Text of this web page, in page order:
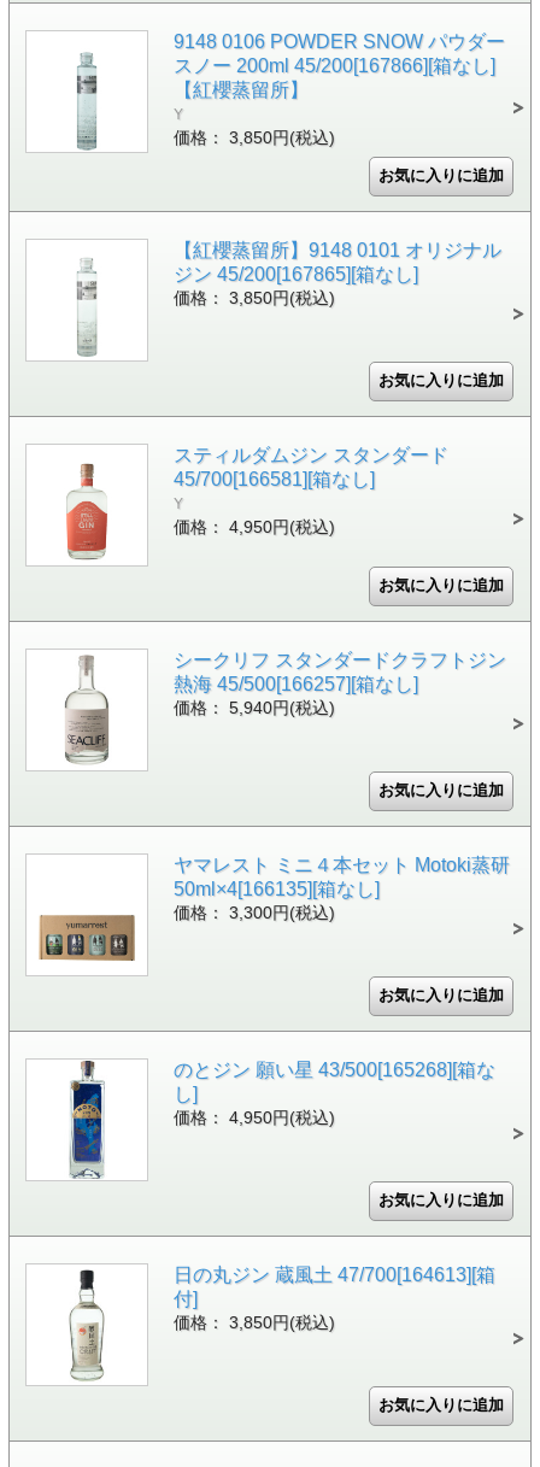
9148 0106 POWDER SNOW パウダー
スノー 200ml 45/200[167866][箱なし]
【紅櫻蒸留所】
Y
価格： 3,850円(税込)
【紅櫻蒸留所】9148 0101 オリジナル
ジン 45/200[167865][箱なし]
価格： 3,850円(税込)
スティルダムジン スタンダード
45/700[166581][箱なし]
Y
価格： 4,950円(税込)
シークリフ スタンダードクラフトジン
熱海 45/500[166257][箱なし]
価格： 5,940円(税込)
ヤマレスト ミニ４本セット Motoki蒸研
50ml×4[166135][箱なし]
価格： 3,300円(税込)
のとジン 願い星 43/500[165268][箱な
し]
価格： 4,950円(税込)
日の丸ジン 蔵風土 47/700[164613][箱
付]
価格： 3,850円(税込)